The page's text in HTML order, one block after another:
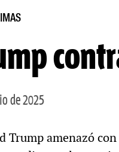
de 2025
Trump amenazó